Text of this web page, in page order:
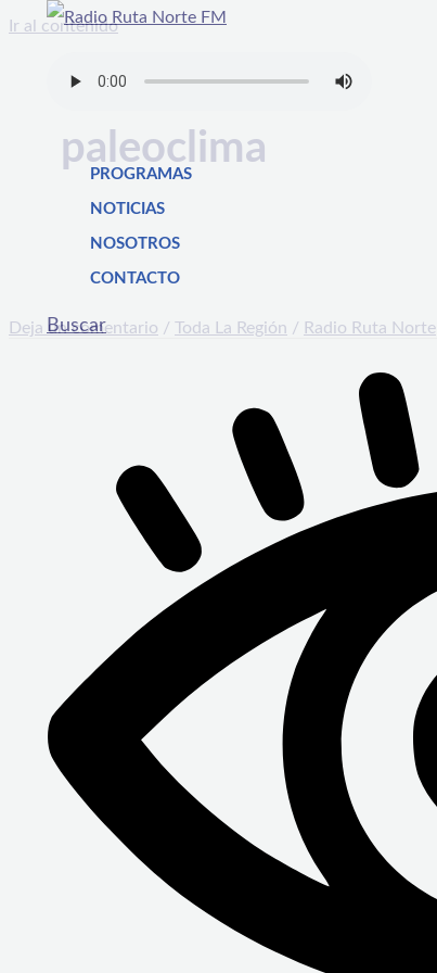
Ir al contenido
PROGRAMAS
NOTICIAS
NOSOTROS
CONTACTO
Buscar
paleoclima
Deja un comentario / Toda La Región / Radio Ruta Norte